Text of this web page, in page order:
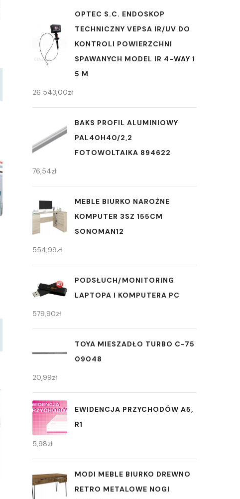
OPTEC S.C. ENDOSKOP
TECHNICZNY VEPSA IR/UV DO
KONTROLI POWIERZCHNI
SPAWANYCH MODEL IR 4-WAY 1
5 M
26 543,00zł
BAKS PROFIL ALUMINIOWY
PAL40H40/2,2
FOTOWOLTAIKA 894622
76,54zł
MEBLE BIURKO NAROŻNE
KOMPUTER 3SZ 155CM
SONOMAN12
554,99zł
PODSŁUCH/MONITORING
LAPTOPA I KOMPUTERA PC
579,90zł
TOYA MIESZADŁO TURBO C-75
09048
20,99zł
EWIDENCJA PRZYCHODÓW A5,
R1
5,98zł
MODI MEBLE BIURKO DREWNO
RETRO METALOWE NOGI